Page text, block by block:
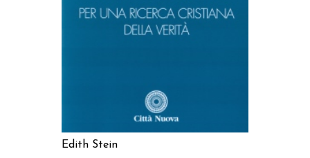
Edith Stein